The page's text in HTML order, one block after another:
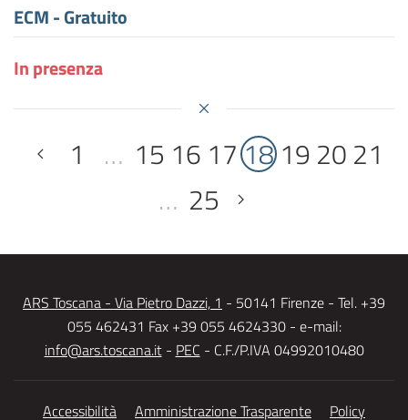
ECM - Gratuito
In presenza
1 … 15 16 1718192021
… 25
ARS Toscana - Via Pietro Dazzi, 1 - 50141 Firenze - Tel. +39
055 462431 Fax +39 055 4624330 - e-mail:
info@ars.toscana.it- PEC - C.F./P.IVA 04992010480
Accessibilità Amministrazione Trasparente Policy